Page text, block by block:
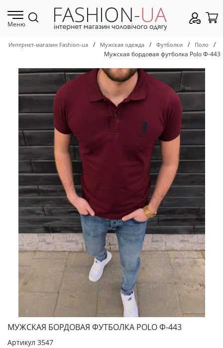
Меню
Интернет-магазин Fashion-ua / Мужская одежда / Футболки / Поло
/
Мужская бордовая футболка Polo Ф-443
МУЖСКАЯ БОРДОВАЯ ФУТБОЛКА POLO Ф-443
Артикул 3547